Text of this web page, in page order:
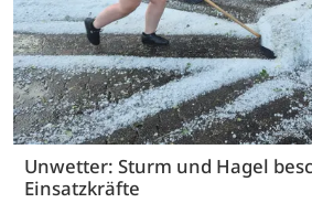
Unwetter: Sturm und Hagel
Einsatzkräfte